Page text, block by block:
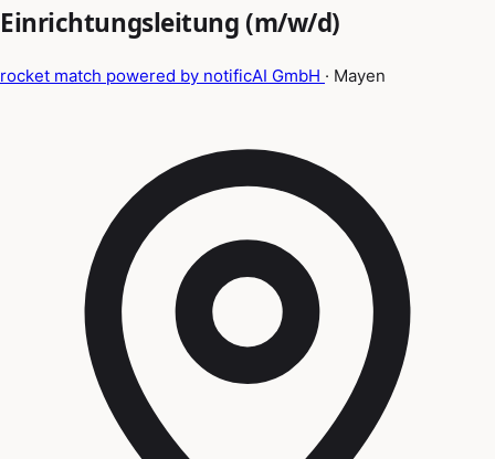
Einrichtungsleitung (m/w/d)
rocket match powered by notificAI GmbH · Mayen